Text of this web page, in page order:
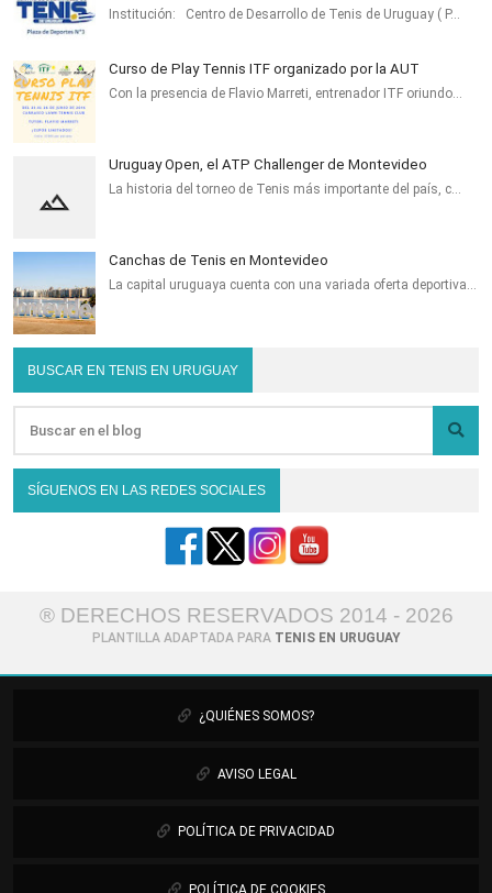
Institución: Centro de Desarrollo de Tenis de Uruguay ( P…
Curso de Play Tennis ITF organizado por la AUT
Con la presencia de Flavio Marreti, entrenador ITF oriundo…
Uruguay Open, el ATP Challenger de Montevideo
La historia del torneo de Tenis más importante del país, c…
Canchas de Tenis en Montevideo
La capital uruguaya cuenta con una variada oferta deportiva…
BUSCAR EN TENIS EN URUGUAY
SÍGUENOS EN LAS REDES SOCIALES
® DERECHOS RESERVADOS 2014 - 2026
PLANTILLA ADAPTADA PARA TENIS EN URUGUAY
¿QUIÉNES SOMOS?
AVISO LEGAL
POLÍTICA DE PRIVACIDAD
POLÍTICA DE COOKIES